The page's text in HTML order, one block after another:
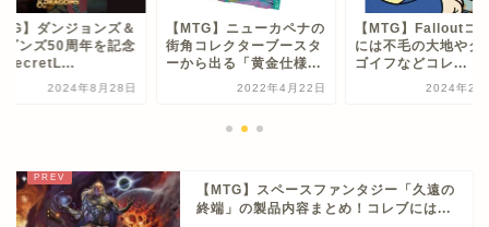
】ダンジョンズ＆
ゴンズ50周年を記念
SecretL...
2024年8月28日
【MTG】ニューカペナの
街角コレクターブースタ
ーから出る「黄金仕様...
2022年4月22日
【MTG】Falloutコ
には不毛の大地やタ
ゴイフなどコレ...
2024年2
【MTG】スペースファンタジー「久遠の
終端」の製品内容まとめ！コレブには...